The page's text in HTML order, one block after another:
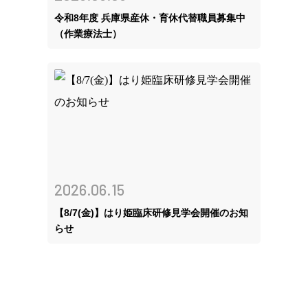
令和8年度 兵庫県産休・育休代替職員募集中
（作業療法士）
2026.06.15
【8/7(金)】はり姫臨床研修見学会開催のお知
らせ